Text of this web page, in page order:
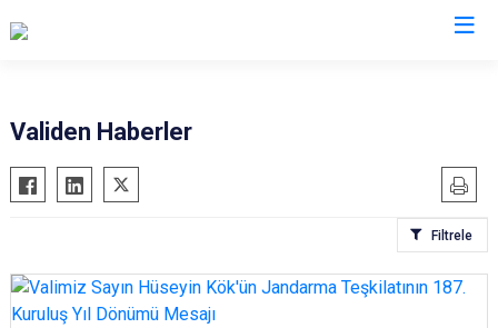
Validen Haberler
Filtrele